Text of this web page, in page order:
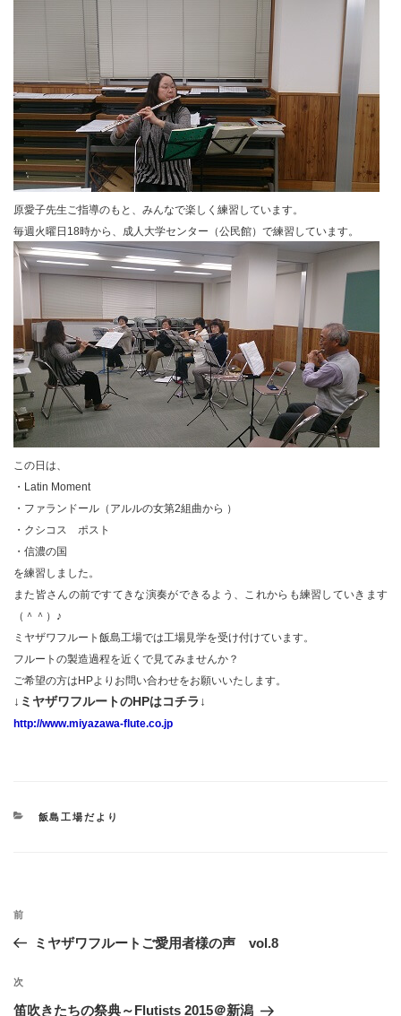
原愛子先生ご指導のもと、みんなで楽しく練習しています。
毎週火曜日18時から、成人大学センター（公民館）で練習しています。
この日は、
・Latin Moment
・ファランドール（アルルの女第2組曲から ）
・クシコス ポスト
・信濃の国
を練習しました。
また皆さんの前ですてきな演奏ができるよう、これからも練習していきます
（＾＾）♪
ミヤザワフルート飯島工場では工場見学を受け付けています。
フルートの製造過程を近くで見てみませんか？
ご希望の方はHPよりお問い合わせをお願いいたします。
↓ミヤザワフルートのHPはコチラ↓
http://www.miyazawa-flute.co.jp
カ
飯島工場だより
投
ビ
ゲ
過
去
投
稿
前
ミヤザワフルートご愛用者様の声 vol.8
次
の
次
笛吹きたちの祭典～Flutists 2015＠新潟